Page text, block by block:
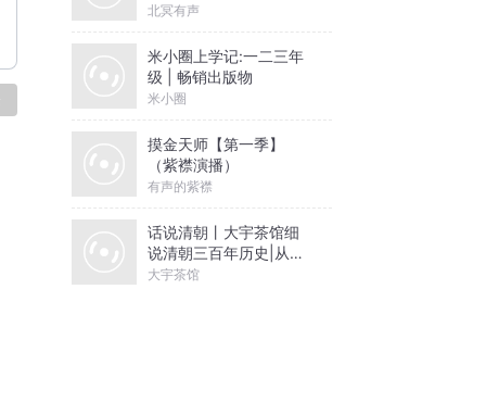
北冥有声
米小圈上学记:一二三年
级 | 畅销出版物
米小圈
摸金天师【第一季】
（紫襟演播）
有声的紫襟
话说清朝丨大宇茶馆细
说清朝三百年历史|从努
尔哈赤到末代皇帝溥仪|
大宇茶馆